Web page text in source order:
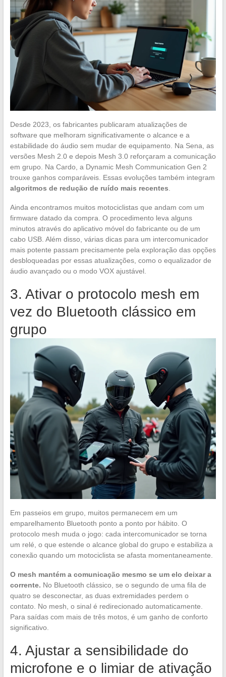
Desde 2023, os fabricantes publicaram atualizações de
software que melhoram significativamente o alcance e a
estabilidade do áudio sem mudar de equipamento. Na Sena, as
versões Mesh 2.0 e depois Mesh 3.0 reforçaram a comunicação
em grupo. Na Cardo, a Dynamic Mesh Communication Gen 2
trouxe ganhos comparáveis. Essas evoluções também integram
algoritmos de redução de ruído mais recentes.
Ainda encontramos muitos motociclistas que andam com um
firmware datado da compra. O procedimento leva alguns
minutos através do aplicativo móvel do fabricante ou de um
cabo USB. Além disso, várias dicas para um intercomunicador
mais potente passam precisamente pela exploração das opções
desbloqueadas por essas atualizações, como o equalizador de
áudio avançado ou o modo VOX ajustável.
3. Ativar o protocolo mesh em
vez do Bluetooth clássico em
grupo
Em passeios em grupo, muitos permanecem em um
emparelhamento Bluetooth ponto a ponto por hábito. O
protocolo mesh muda o jogo: cada intercomunicador se torna
um relé, o que estende o alcance global do grupo e estabiliza a
conexão quando um motociclista se afasta momentaneamente.
O mesh mantém a comunicação mesmo se um elo deixar a
corrente. No Bluetooth clássico, se o segundo de uma fila de
quatro se desconectar, as duas extremidades perdem o
contato. No mesh, o sinal é redirecionado automaticamente.
Para saídas com mais de três motos, é um ganho de conforto
significativo.
4. Ajustar a sensibilidade do
microfone e o limiar de ativação